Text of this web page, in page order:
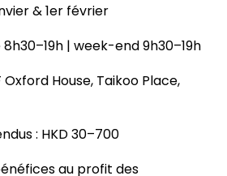
& 1er février
| week-end 9h30–19h
Oxford House, Taikoo Place,
: HKD 30–700
au profit des